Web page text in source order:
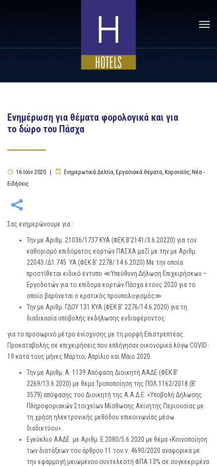
Ενημέρωση για θέματα φορολογικά και για
το δώρο του Πάσχα
16 Ιούν 2020 Ενημερωτικά Δελτία, Εργασιακά θέματα, Κορονοϊός, Νέα -
Ειδήσεις
Σας ενημερώνουμε για :
Την με Αριθμ. 21036/1737 ΚΥΑ (ΦΕΚ Β’2141/3.6.20220) για τον
καθορισμό επιδόματος εορτών ΠΑΣΧΑ μαζί με την με Αριθμ.
22043 /Δ1.745 ΥΑ (ΦΕΚ Β’ 2278/ 14.6.2020) Με την οποία
προστίθεται ειδικό έντυπο ≪Υπεύθυνη Δήλωση Επιχειρήσεων –
Εργοδοτών για το επίδομα εορτών Πάσχα έτους 2020 για το
οποίο βαρύνεται ο κρατικός προϋπολογισμός≫
Την με Αριθμ. ΓΔΟΥ 131 ΚΥΑ (ΦΕΚ Β’ 2276/14.6.2020) για τη
διαδικασία υποβολής εκδήλωσης ενδιαφέροντος
για το προσωρινό μέτρο ενίσχυσης με τη μορφή Επιστρεπτέας
Προκαταβολής σε επιχειρήσεις που επλήγησαν οικονομικά λόγω COVID-
19 κατά τους μήνες Μάρτιο, Απρίλιο και Μάιο 2020.
Την με Αριθμ. Α. 1139 Απόφαση Διοικητή ΑΑΔΕ (ΦΕΚ Β’
2269/13.6.2020) με θέμα Τροποποίηση της ΠΟΛ.1162/2018 (Β’
3579) απόφασης του Διοικητή της Α.Α.Δ.Ε. «Υποβολή Δήλωσης
Πληροφοριακών Στοιχείων Μίσθωσης Ακίνητης Περιουσίας με
τη χρήση ηλεκτρονικής μεθόδου επικοινωνίας μέσω
διαδικτύου».
Εγκύκλιο ΑΑΔΕ με Αριθμ. Ε.2080/5.6.2020 με θέμα «Κοινοποίηση
των διατάξεων του άρθρου 11 του ν. 4690/2020 αναφορικά με
την εφαρμογή μειωμένου συντελεστή ΦΠΑ 13% σε συγκεκριμένα